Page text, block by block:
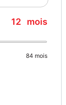
et hauteur,
12 mois
84 mois